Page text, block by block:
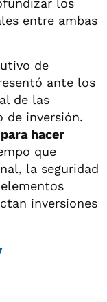
entre ambas
de
ante los
de las
de inversión.
hacer
que
la seguridad
inversiones